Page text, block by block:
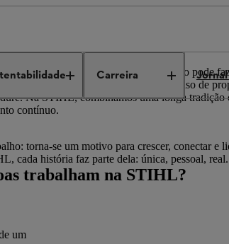
Carreira
pessoas que acreditam que seu trabalho pode
por valores compartilhados e um senso de
Na STIHL, combinamos uma longa tradição
contínuo.
torna-se um motivo para crescer, conectar e
cada história faz parte dela: única, pessoal, real.
trabalham na STIHL?
um